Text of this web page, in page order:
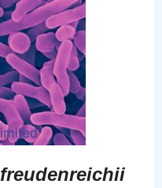
freudenreichii